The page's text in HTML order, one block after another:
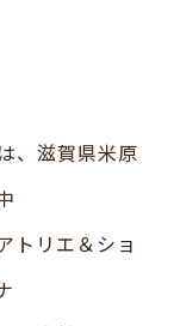
、滋賀県米原
トリエ＆ショ